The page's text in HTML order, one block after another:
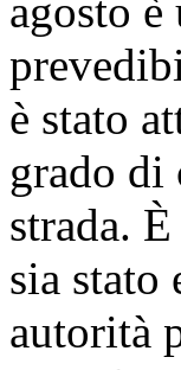
agosto
è stato
grado di
strada.
sia stato
autorità